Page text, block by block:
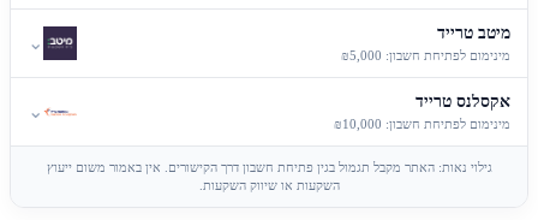
מיטב טרייד
מינימום לפתיחת חשבון: ₪5,000
⌄
אקסלנס טרייד
מינימום לפתיחת חשבון: ₪10,000
⌄
גילוי נאות: האתר מקבל תגמול בגין פתיחת חשבון דרך הקישורים. אין באמור משום ייעוץ
השקעות או שיווק השקעות.